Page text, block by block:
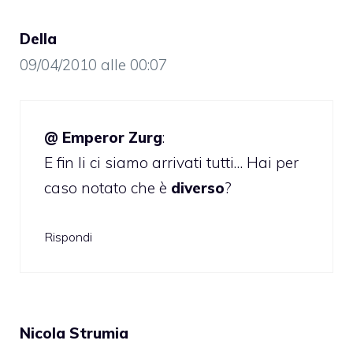
Della
09/04/2010 alle 00:07
@ Emperor Zurg:
E fin li ci siamo arrivati tutti… Hai per
caso notato che è diverso?
Rispondi
Nicola Strumia